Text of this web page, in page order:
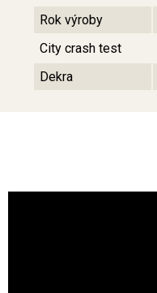
Rok výroby
City crash test
Dekra